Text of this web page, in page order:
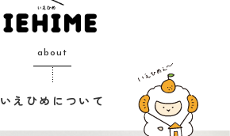
about
いえひめについて